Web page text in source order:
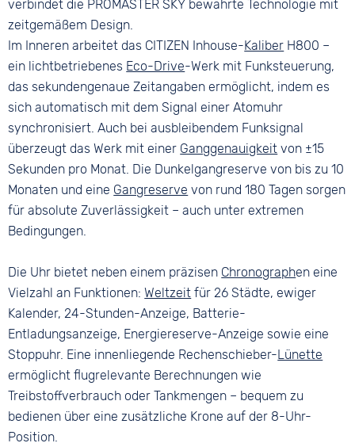
verbindet die PROMASTER SKY bewährte Technologie mit
zeitgemäßem Design.
Im Inneren arbeitet das CITIZEN Inhouse-Kaliber H800 –
ein lichtbetriebenes Eco-Drive-Werk mit Funksteuerung,
das sekundengenaue Zeitangaben ermöglicht, indem es
sich automatisch mit dem Signal einer Atomuhr
synchronisiert. Auch bei ausbleibendem Funksignal
überzeugt das Werk mit einer Ganggenauigkeit von ±15
Sekunden pro Monat. Die Dunkelgangreserve von bis zu 10
Monaten und eine Gangreserve von rund 180 Tagen sorgen
für absolute Zuverlässigkeit – auch unter extremen
Bedingungen.
Die Uhr bietet neben einem präzisen Chronographen eine
Vielzahl an Funktionen:Weltzeit für 26 Städte, ewiger
Kalender, 24-Stunden-Anzeige, Batterie-
Entladungsanzeige, Energiereserve-Anzeige sowie eine
Stoppuhr. Eine innenliegende Rechenschieber-Lünette
ermöglicht flugrelevante Berechnungen wie
Treibstoffverbrauch oder Tankmengen – bequem zu
bedienen über eine zusätzliche Krone auf der 8-Uhr-
Position.